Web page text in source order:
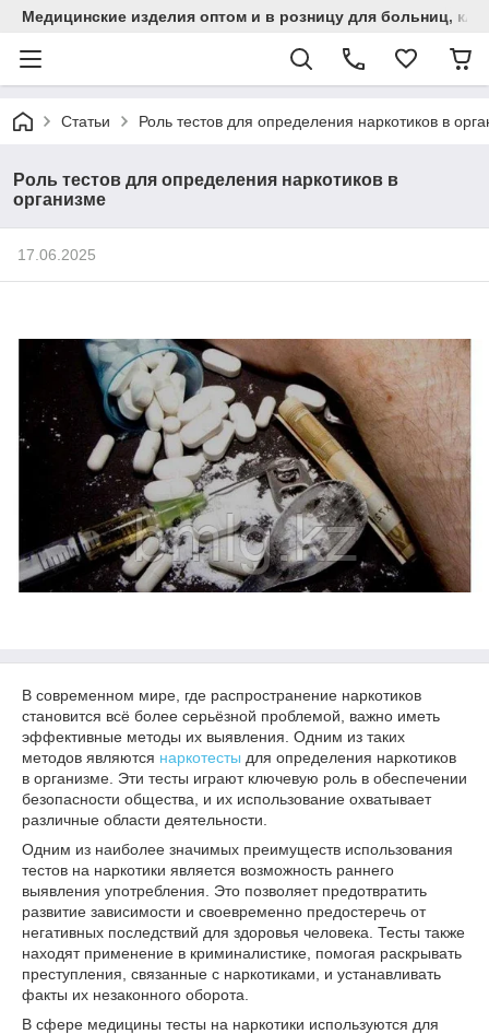
Медицинские изделия оптом и в розницу для больниц,
Статьи Роль тестов для определения наркотиков в
Роль тестов для определения наркотиков в
организме
17.06.2025
В современном мире, где распространение наркотиков
становится всё более серьёзной проблемой, важно иметь
эффективные методы их выявления. Одним из таких
методов являются наркотесты для определения наркотиков
в организме. Эти тесты играют ключевую роль в обеспечении
безопасности общества, и их использование охватывает
различные области деятельности.
Одним из наиболее значимых преимуществ использования
тестов на наркотики является возможность раннего
выявления употребления. Это позволяет предотвратить
развитие зависимости и своевременно предостеречь от
негативных последствий для здоровья человека. Тесты также
находят применение в криминалистике, помогая раскрывать
преступления, связанные с наркотиками, и устанавливать
факты их незаконного оборота.
В сфере медицины тесты на наркотики используются для